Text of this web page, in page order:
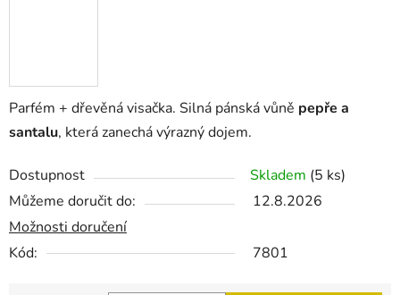
Parfém + dřevěná visačka. Silná pánská vůně pepře a
santalu, která zanechá výrazný dojem.
Dostupnost Skladem (5 ks)
Můžeme doručit do:
12.8.2026
Možnosti doručení
Kód:
7801